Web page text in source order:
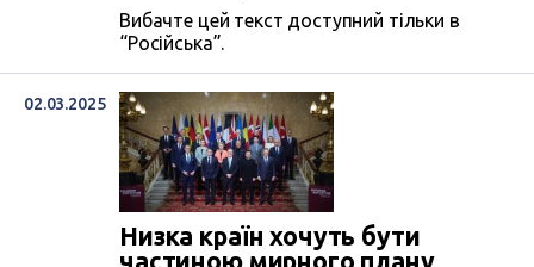
Вибачте цей текст доступний тільки в
“Російська”.
02.03.2025
Низка країн хочуть бути
частиною мирного плану